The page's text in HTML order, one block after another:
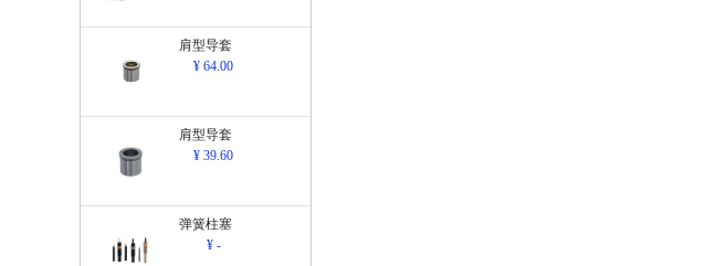
肩型导套
¥ 64.00
肩型导套
¥ 39.60
弹簧柱塞
¥ -